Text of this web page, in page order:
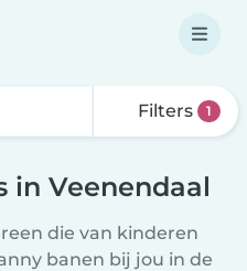
Filters 1
in Veenendaal
die van kinderen
banen bij jou in de